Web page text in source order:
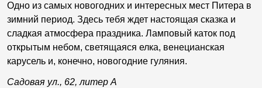
Одно из самых новогодних и интересных мест Питера в
зимний период. Здесь тебя ждет настоящая сказка и
сладкая атмосфера праздника. Ламповый каток под
открытым небом, светящаяся елка, венецианская
карусель и, конечно, новогодние гуляния.
Садовая ул., 62, литер А